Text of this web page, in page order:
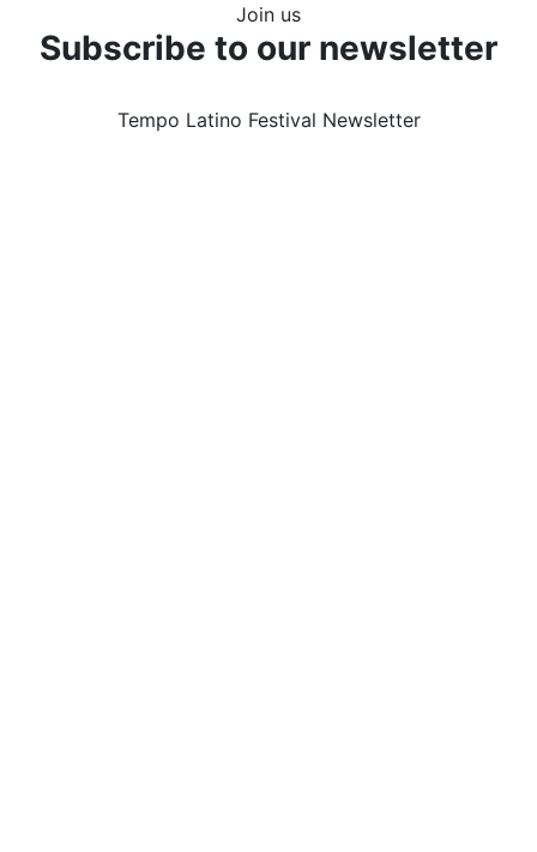
Join us
Subscribe to our newsletter
Tempo Latino Festival Newsletter